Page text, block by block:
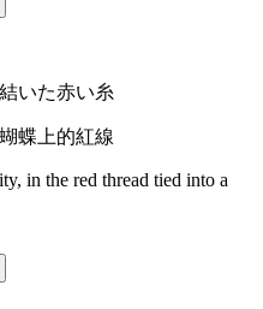
いた赤い糸
蝶上的紅線
in the red thread tied into a